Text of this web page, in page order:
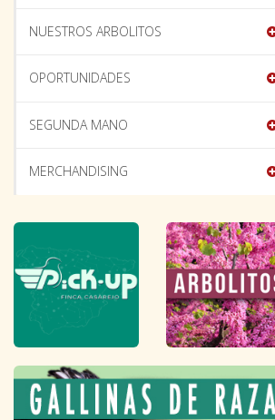
NUESTROS ARBOLITOS
OPORTUNIDADES
SEGUNDA MANO
MERCHANDISING